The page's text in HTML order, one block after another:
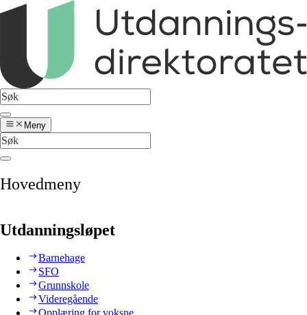
Meny
Hovedmeny
Utdanningsløpet
Barnehage
SFO
Grunnskole
Videregående
Opplæring for voksne